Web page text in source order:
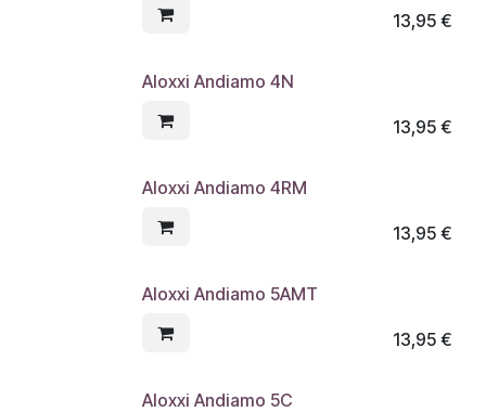
13,95€
Aloxxi Andiamo 4N
13,95€
Aloxxi Andiamo 4RM
13,95€
Aloxxi Andiamo 5AMT
13,95€
Aloxxi Andiamo 5C